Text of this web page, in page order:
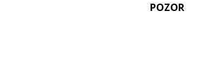
POZOR